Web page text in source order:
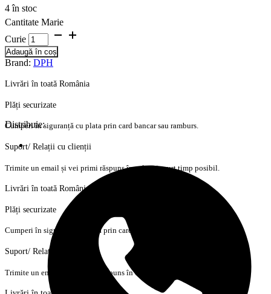
4 în stoc
Cantitate Marie
Curie
Adaugă în coș
Brand: DPH
Livrări în toată România
Plăți securizate
Cumperi în siguranță cu plata prin card bancar sau ramburs.
Suport/ Relații cu clienții
Trimite un email și vei primi răspuns în cel mai scurt timp posibil.
Livrări în toată România
Plăți securizate
Cumperi în siguranță cu plata prin card bancar sau ramburs.
Suport/ Relații cu clienții
Trimite un email și vei primi răspuns în cel mai scurt timp posibil.
Distribuie: